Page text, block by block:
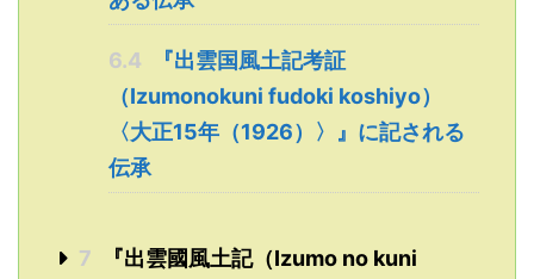
6.4
『出雲国風土記考証
（Izumonokuni fudoki koshiyo）
〈大正15年（1926）〉』に記される
伝承
7
『出雲國風土記（Izumo no kuni